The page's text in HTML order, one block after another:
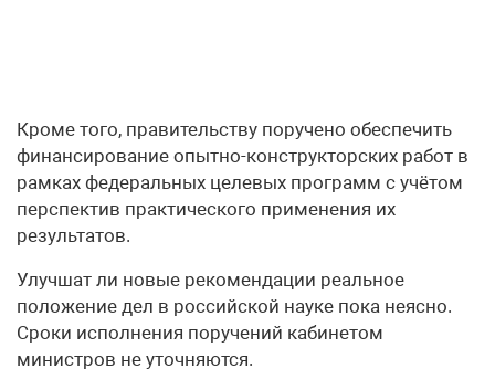
Кроме того, правительству поручено обеспечить
финансирование опытно-конструкторских работ в
рамках федеральных целевых программ с учётом
перспектив практического применения их
результатов.
Улучшат ли новые рекомендации реальное
положение дел в российской науке пока неясно.
Сроки исполнения поручений кабинетом
министров не уточняются.